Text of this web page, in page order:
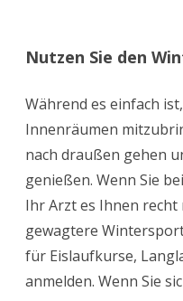
Nutzen Sie den
Während es einfach
Innenräumen
nach draußen gehen
genießen. Wenn Sie
Ihr Arzt es Ihnen recht
gewagtere
für Eislaufkurse,
anmelden. Wenn Sie